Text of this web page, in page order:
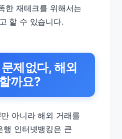
한 재테크를 위해서는
할 수 있습니다.
제없다, 해외
까요?
아니라 해외 거래를
행 인터넷뱅킹은 큰